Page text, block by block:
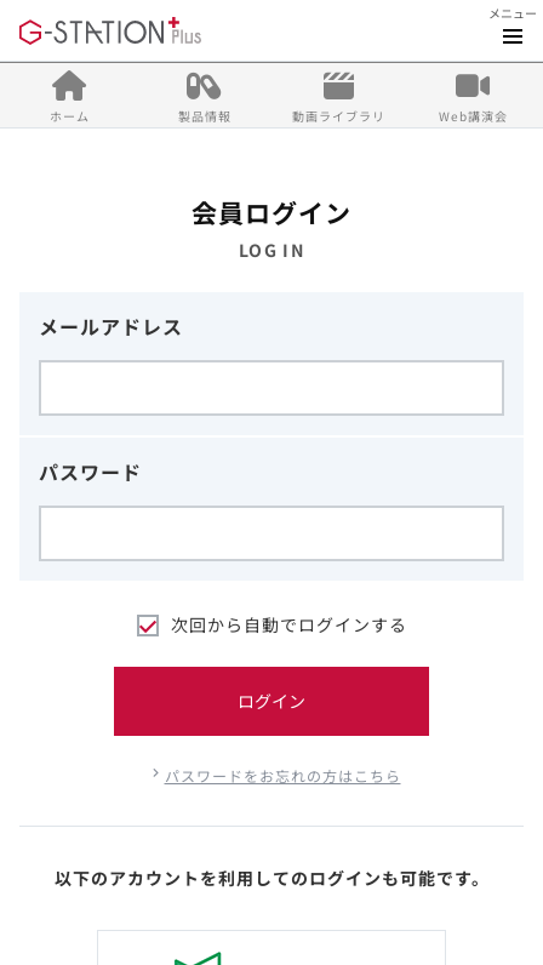
メニュー
ホーム 製品情報 動画ライブラリ Web講演会
会員ログイン
LOG IN
メールアドレス
パスワード
次回から自動でログインする
ログイン
パスワードをお忘れの方はこちら
以下のアカウントを利用してのログインも可能です。